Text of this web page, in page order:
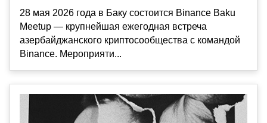
28 мая 2026 года в Баку состоится Binance Baku
Meetup — крупнейшая ежегодная встреча
азербайджанского криптосообщества с командой
Binance. Мероприяти...